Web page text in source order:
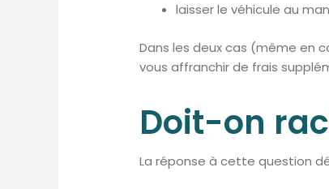
laisser le véhicule au
Dans les deux cas (même en
vous affranchir de frais
Doit-on
La réponse à cette question